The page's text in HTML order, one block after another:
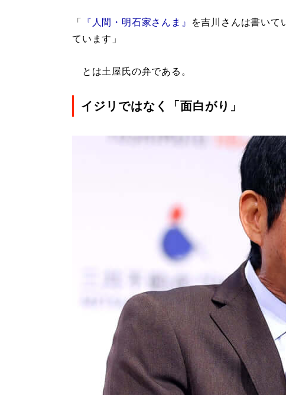
「 『人間・明石家さんま』
を吉川さんは書いて
ています」
とは土屋氏の弁である。
イジリではなく「面白がり」